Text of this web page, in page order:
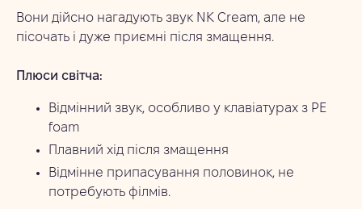
Вони дійсно нагадують звук NK Cream, але не
пісочать і дуже приємні після змащення.
Плюси світча:
Відмінний звук, особливо у клавіатурах з PE
foam
Плавний хід після змащення
Відмінне припасування половинок, не
потребують філмів.